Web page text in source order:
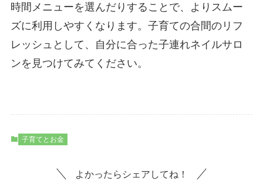
時間メニューを選んだりすることで、よりスムー
ズに利用しやすくなります。子育ての合間のリフ
レッシュとして、自分に合った子連れネイルサロ
ンを見つけてみてください。
子育てとお金
よかったらシェアしてね！